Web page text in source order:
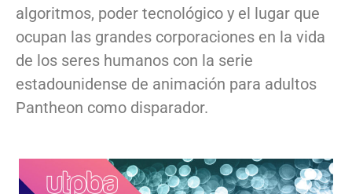
algoritmos, poder tecnológico y el lugar que
ocupan las grandes corporaciones en la vida
de los seres humanos con la serie
estadounidense de animación para adultos
Pantheon como disparador.